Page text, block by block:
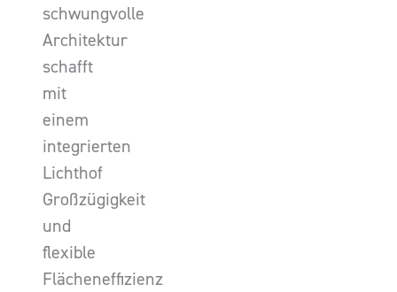
schwungvolle
Architektur
schafft
mit
einem
integrierten
Lichthof
Großzügigkeit
und
flexible
Flächeneffizienz